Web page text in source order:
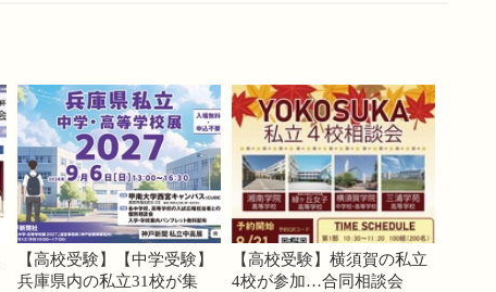
【高校受験】【中学受験】
兵庫県内の私立31校が集
【高校受験】横須賀の私立
4校が参加…合同相談会